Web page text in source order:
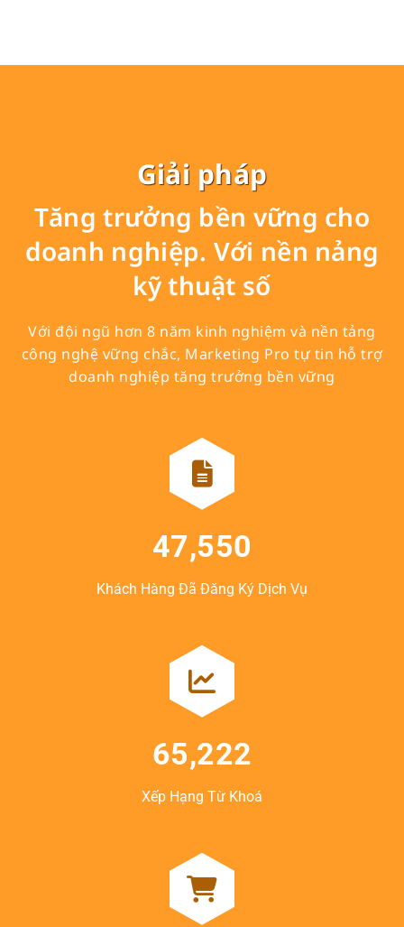
Giải pháp
Tăng trưởng bền vững cho
doanh nghiệp. Với nền nảng
kỹ thuật số
Với đội ngũ hơn 8 năm kinh nghiệm và nền tảng
công nghệ vững chắc, Marketing Pro tự tin hỗ trợ
doanh nghiệp tăng trưởng bền vững
47,550
Khách Hàng Đã Đăng Ký Dịch Vụ
65,222
Xếp Hạng Từ Khoá